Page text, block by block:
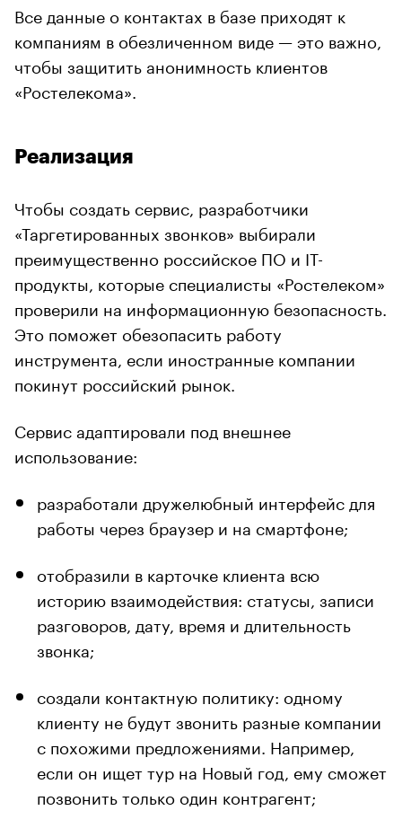
Все данные о контактах в базе приходят к
компаниям в обезличенном виде — это важно,
чтобы защитить анонимность клиентов
«Ростелекома».
Реализация
Чтобы создать сервис, разработчики
«Таргетированных звонков» выбирали
преимущественно российское ПО и IT-
продукты, которые специалисты «Ростелеком»
проверили на информационную безопасность.
Это поможет обезопасить работу
инструмента, если иностранные компании
покинут российский рынок.
Сервис адаптировали под внешнее
использование:
разработали дружелюбный интерфейс для
работы через браузер и на смартфоне;
отобразили в карточке клиента всю
историю взаимодействия: статусы, записи
разговоров, дату, время и длительность
звонка;
создали контактную политику: одному
клиенту не будут звонить разные компании
с похожими предложениями. Например,
если он ищет тур на Новый год, ему сможет
позвонить только один контрагент;